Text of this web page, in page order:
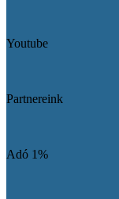
Youtube
Partnereink
Adó 1%